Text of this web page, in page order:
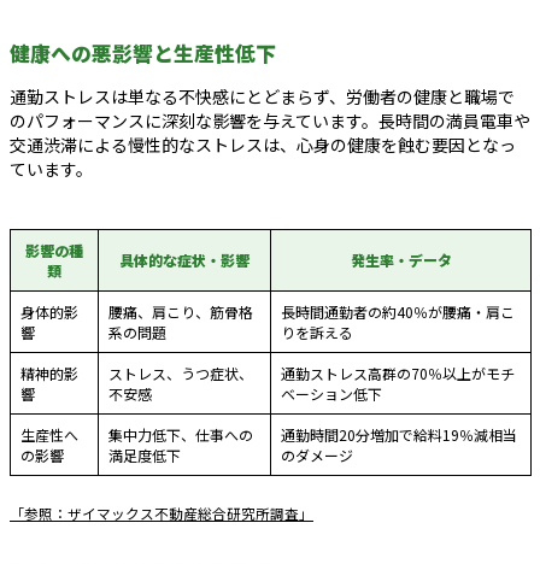
健康への悪影響と生産性低下
通勤ストレスは単なる不快感にとどまらず、労働者の健康と職場で
のパフォーマンスに深刻な影響を与えています。長時間の満員電車や
交通渋滞による慢性的なストレスは、心身の健康を蝕む要因となっ
ています。
影響の種
類
具体的な症状・影響 発生率・データ
身体的影
響
腰痛、肩こり、筋骨格
系の問題
長時間通勤者の約40％が腰痛・肩こ
りを訴える
精神的影
響
ストレス、うつ症状、
不安感
通勤ストレス高群の70％以上がモチ
ベーション低下
生産性へ
の影響
集中力低下、仕事への
満足度低下
通勤時間20分増加で給料19％減相当
のダメージ
「参照：ザイマックス不動産総合研究所調査」